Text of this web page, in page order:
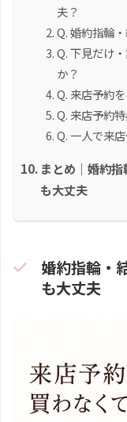
夫？
Q. 婚約指輪
Q. 下見だけ
か？
Q. 来店予約
Q. 来店予約
Q. 一人で来
まとめ｜婚約
も大丈夫
婚約指輪・
も大丈夫